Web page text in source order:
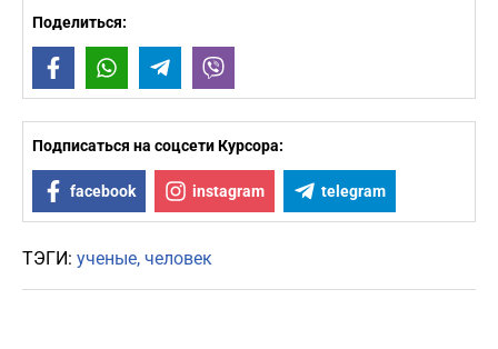
Поделиться:
FacebookWhatsAppTelegram
Подписаться на соцсети Курсора:
facebook instagram telegram
ТЭГИ: ученые человек